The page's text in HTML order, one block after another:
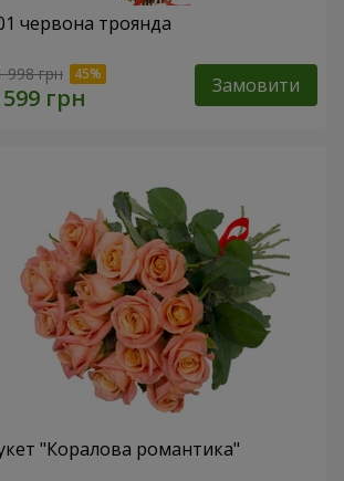
червона троянда
998 грн Замовити
"Коралова романтика"